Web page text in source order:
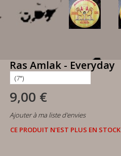
Ras Amlak - Everyday
9,00 €
Ajouter à ma liste d'envies
CE PRODUIT N'EST PLUS EN STOCK